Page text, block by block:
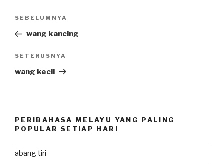
Post
Previous
Post
SEBELUMNYA
wang kancing
Next
Post
SETERUSNYA
wang kecil
PERIBAHASA MELAYU YANG PALING
POPULAR SETIAP HARI
abang tiri